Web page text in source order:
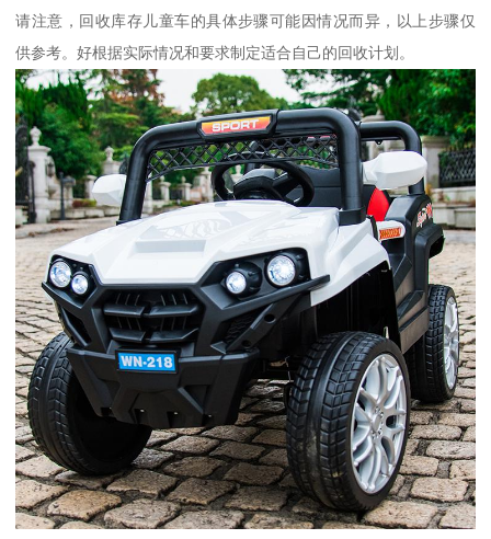
请注意，回收库存儿童车的具体步骤可能因情况而异，以上步骤仅
供参考。好根据实际情况和要求制定适合自己的回收计划。